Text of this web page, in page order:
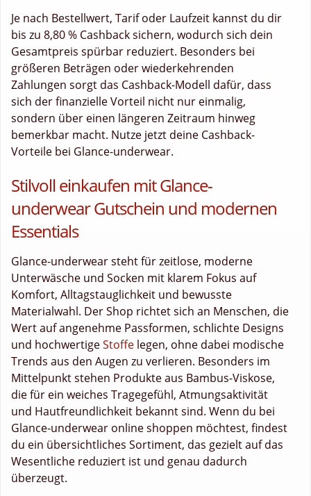
Je nach Bestellwert, Tarif oder Laufzeit kannst du dir
bis zu 8,80 % Cashback sichern, wodurch sich dein
Gesamtpreis spürbar reduziert. Besonders bei
größeren Beträgen oder wiederkehrenden
Zahlungen sorgt das Cashback-Modell dafür, dass
sich der finanzielle Vorteil nicht nur einmalig,
sondern über einen längeren Zeitraum hinweg
bemerkbar macht. Nutze jetzt deine Cashback-
Vorteile bei Glance-underwear.
Stilvoll einkaufen mit Glance-
underwear Gutschein und modernen
Essentials
Glance-underwear steht für zeitlose, moderne
Unterwäsche und Socken mit klarem Fokus auf
Komfort, Alltagstauglichkeit und bewusste
Materialwahl. Der Shop richtet sich an Menschen, die
Wert auf angenehme Passformen, schlichte Designs
und hochwertigeStoffe legen, ohne dabei modische
Trends aus den Augen zu verlieren. Besonders im
Mittelpunkt stehen Produkte aus Bambus-Viskose,
die für ein weiches Tragegefühl, Atmungsaktivität
und Hautfreundlichkeit bekannt sind. Wenn du bei
Glance-underwear online shoppen möchtest, findest
du ein übersichtliches Sortiment, das gezielt auf das
Wesentliche reduziert ist und genau dadurch
überzeugt.